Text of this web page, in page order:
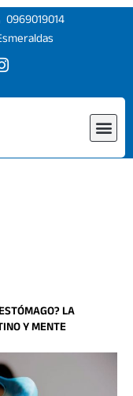
0969019014
I
s
r
LA
Y MENTE